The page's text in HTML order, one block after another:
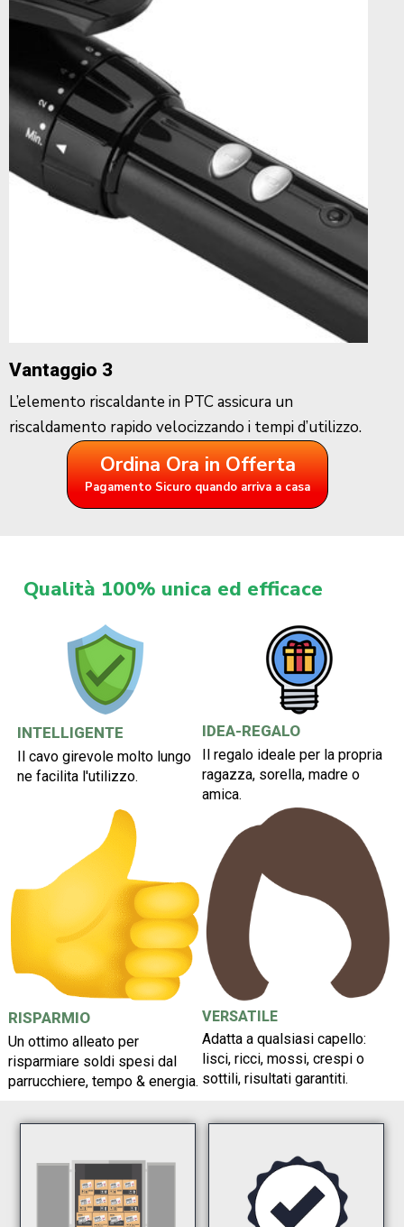
Vantaggio 3
L’elemento riscaldante in PTC assicura un
riscaldamento rapido velocizzando i tempi d’utilizzo.
Ordina Ora in Offerta
Pagamento Sicuro quando arriva a casa
Qualità 100% unica ed efficace
INTELLIGENTE
Il cavo girevole molto lungo
ne facilita l'utilizzo.
IDEA-REGALO
Il regalo ideale per la propria
ragazza, sorella, madre o
amica.
RISPARMIO
Un ottimo alleato per
risparmiare soldi spesi dal
parrucchiere, tempo & energia.
VERSATILE
Adatta a qualsiasi capello:
lisci, ricci, mossi, crespi o
sottili, risultati garantiti.